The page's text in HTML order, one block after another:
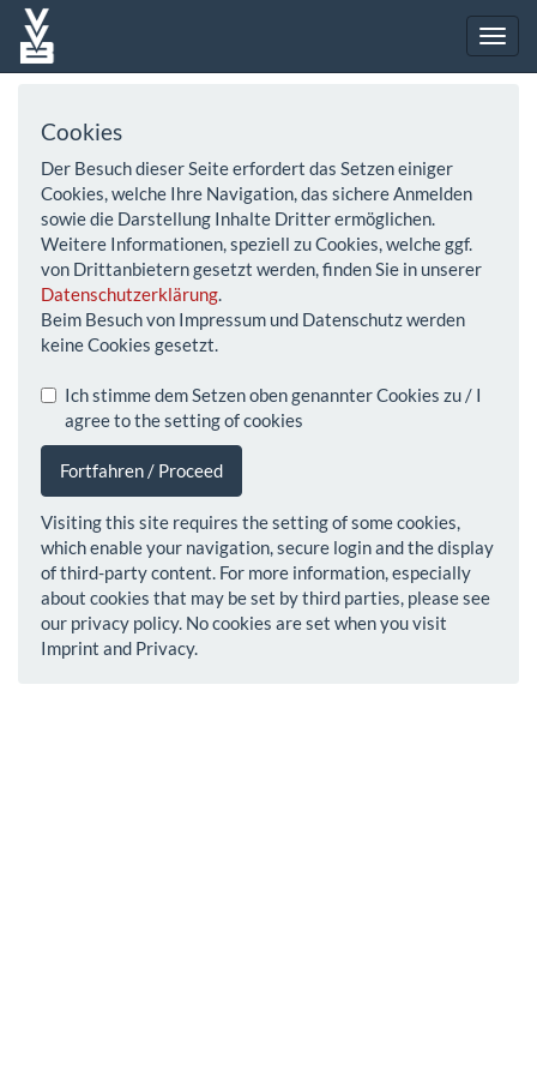
Cookies
Der Besuch dieser Seite erfordert das Setzen einiger
Cookies, welche Ihre Navigation, das sichere Anmelden
sowie die Darstellung Inhalte Dritter ermöglichen.
Weitere Informationen, speziell zu Cookies, welche ggf.
von Drittanbietern gesetzt werden, finden Sie in unserer
Datenschutzerklärung.
Beim Besuch von Impressum und Datenschutz werden
keine Cookies gesetzt.
Ich stimme dem Setzen oben genannter Cookies zu / I
agree to the setting of cookies
Fortfahren / Proceed
Visiting this site requires the setting of some cookies,
which enable your navigation, secure login and the display
of third-party content. For more information, especially
about cookies that may be set by third parties, please see
our privacy policy. No cookies are set when you visit
Imprint and Privacy.